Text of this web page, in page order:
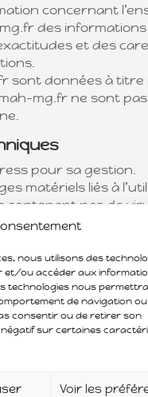
nous utilisons des
et/ou accéder aux
technologies nous
de navigation ou
consentir ou de retirer son
sur certaines
Voir les
concernant
des
et des
données à titre
mg.fr ne sont
pour sa gestion.
matériels liés à
contenant pas de
ou détient
logo, icônes,
de tout
écrite préalable de
des éléments qu’il
dispositions des